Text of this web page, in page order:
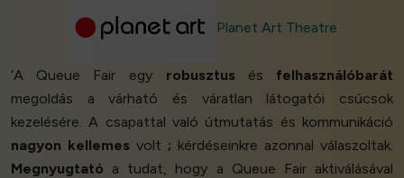
Planet Art Theatre
‘A Queue Fair egy robusztusés felhasználóbarát
megoldás a várható és váratlan látogatói csúcsok
kezelésére. A csapattal való útmutatás és kommunikáció
nagyon kellemes volt ; kérdéseinkre azonnal válaszoltak.
Megnyugtató a tudat, hogy a Queue Fair aktiválásával